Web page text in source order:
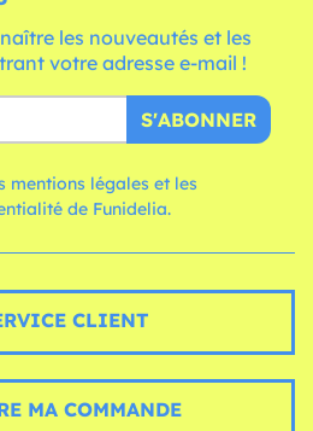
les nouveautés et les
votre adresse e-mail !
S'ABONNER
mentions légales et les
de Funidelia.
CLIENT
MA COMMANDE